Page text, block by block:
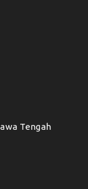
Tengah